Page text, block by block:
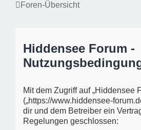
Foren-Übersicht
Hiddensee Forum -
Mit dem Zugriff auf „Hiddensee
(„https://www.hiddensee-
dir und dem Betreiber ein
Regelungen geschlossen: